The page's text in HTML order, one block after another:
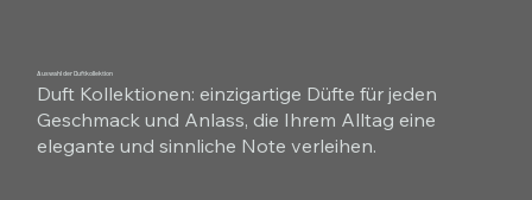
Auswahl der Duftkollektion
Duft Kollektionen: einzigartige Düfte für jeden
Geschmack und Anlass, die Ihrem Alltag eine
elegante und sinnliche Note verleihen.